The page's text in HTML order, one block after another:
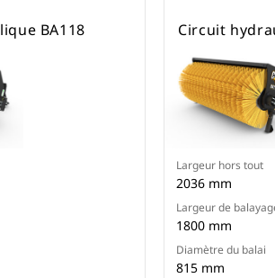
BA118 Circuit
Largeur hors tout
2036 mm
Largeur de
1800 mm
Diamètre du balai
815 mm